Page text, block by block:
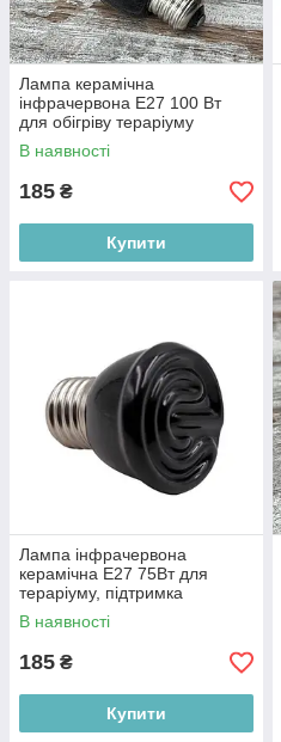
Лампа керамічна
інфрачервона Е27 100 Вт
для обігріву тераріуму
рептилій
В наявності
185 ₴
Купити
Лампа інфрачервона
керамічна Е27 75Вт для
тераріуму, підтримка
оптимальної температури
для рептилій та амфібій
В наявності
185 ₴
Купити